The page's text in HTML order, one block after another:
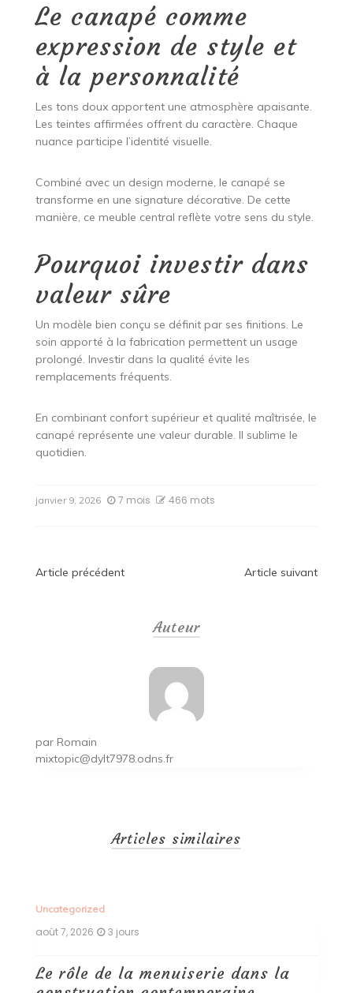
Le canapé comme
expression de style et
à la personnalité
Les tons doux apportent une atmosphère apaisante.
Les teintes affirmées offrent du caractère. Chaque
nuance participe l’identité visuelle.
Combiné avec un design moderne, le canapé se
transforme en une signature décorative. De cette
manière, ce meuble central reflète votre sens du style.
Pourquoi investir dans
valeur sûre
Un modèle bien conçu se définit par ses finitions. Le
soin apporté à la fabrication permettent un usage
prolongé. Investir dans la qualité évite les
remplacements fréquents.
En combinant confort supérieur et qualité maîtrisée, le
canapé représente une valeur durable. Il sublime le
quotidien.
janvier 9, 2026 7 mois 466 mots
Navigation
Article précédent Article suivant
Auteur
par Romain
mixtopic@dylt7978.odns.fr
Articles similaires
Uncategorized
août 7, 2026 3 jours
Le rôle de la menuiserie dans la